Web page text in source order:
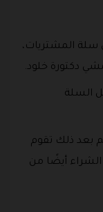
سلة المشتريات،
دكتورة خلود.
نمشي 40% داخل السلة
بعد ذلك تقوم
الشراء أيضًا من